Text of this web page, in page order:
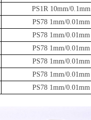
PS1R 10mm/0.1mm
PS78 1mm/0.01mm
PS78 1mm/0.01mm
PS78 1mm/0.01mm
PS78 1mm/0.01mm
PS78 1mm/0.01mm
PS78 1mm/0.01mm